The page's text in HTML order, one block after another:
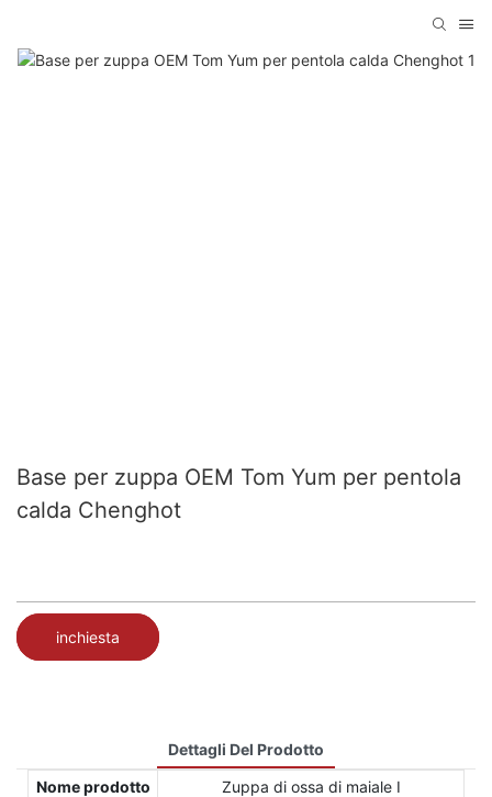
Base per zuppa OEM Tom Yum per pentola
calda Chenghot
inchiesta
Dettagli Del Prodotto
Nome prodotto
Zuppa di ossa di maiale Ⅰ